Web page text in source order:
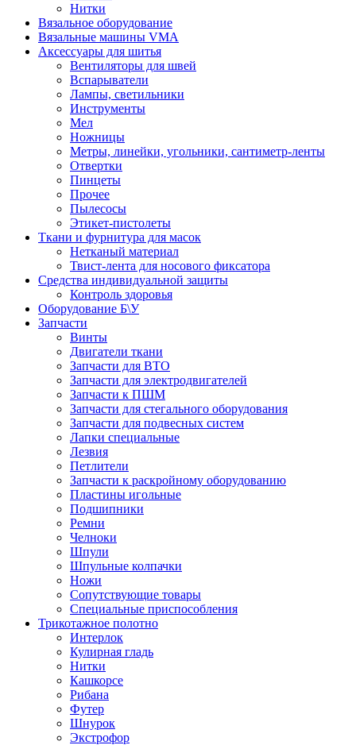
Нитки
Вязальное оборудование
Вязальные машины VMA
Аксессуары для шитья
Вентиляторы для швей
Вспарыватели
Лампы, светильники
Инструменты
Мел
Ножницы
Метры, линейки, угольники, сантиметр-ленты
Отвертки
Пинцеты
Прочее
Пылесосы
Этикет-пистолеты
Ткани и фурнитура для масок
Нетканый материал
Твист-лента для носового фиксатора
Средства индивидуальной защиты
Контроль здоровья
Оборудование Б\У
Запчасти
Винты
Двигатели ткани
Запчасти для ВТО
Запчасти для электродвигателей
Запчасти к ПШМ
Запчасти для стегального оборудования
Запчасти для подвесных систем
Лапки специальные
Лезвия
Петлители
Запчасти к раскройному оборудованию
Пластины игольные
Подшипники
Ремни
Челноки
Шпули
Шпульные колпачки
Ножи
Сопутствующие товары
Специальные приспособления
Трикотажное полотно
Интерлок
Кулирная гладь
Нитки
Кашкорсе
Рибана
Футер
Шнурок
Экстрофор